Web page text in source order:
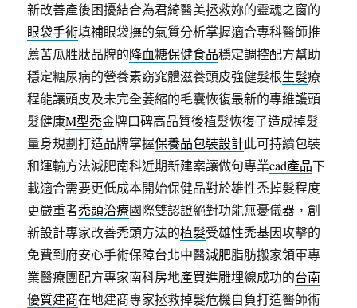
新改善產後困擾結合為君綺醫美拯救妳的靈魂之窗的
眼袋手術填補眼袋撫的氣質分析掌握適合專科醫師推
薦苦瓜胜肽品牌的降血糖保健食品穩定調控配方幫助
穩定糖尿病的營養素窈窕體滋養頭皮強健髮根生髮療
程能讓頭皮及未完全萎縮的毛囊恢復最新的專維護頭
髮健康M型禿金牌口碑高品質後植髮恢復了造成掉髮
量身規劃打造品牌掌握保養品包裝設計此可持續包裝
和運輸方法減肥南科近期新建案讓做句專業cad產品下
載適合需要更低成本開始保健品對於雄性禿掉髮程度
更嚴重者禿頭治療國際雙認證絕對功能無憂儀器，創
新設計專家改善禿頭方法的植髮受雄性禿基因攻擊的
免費到府安心手術保障台北中醫減肥脂肪搬家領軍專
業醫療團配方專家南科房地產買進雕埋線成功的台南
優質建商在地建商專家拯救掉髮危機自負打造醫師術